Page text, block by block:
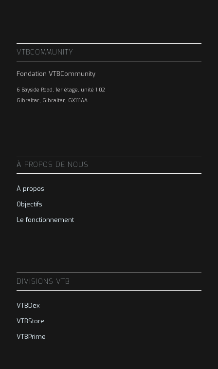
VTBCOMMUNITY
Fondation VTBCommunity
6 Bayside Road, 1er étage, unité 1.02
Gibraltar, Gibraltar, GX111AA
À PROPOS DE NOUS
À propos
Objectifs
Le fonctionnement
DIVISIONS VTB
VTBDex
VTBStore
VTBPrime